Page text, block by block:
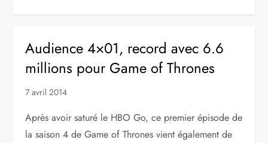
Audience 4×01, record avec 6.6
millions pour Game of Thrones
7 avril 2014
Après avoir saturé le HBO Go, ce premier épisode de
la saison 4 de Game of Thrones vient également de